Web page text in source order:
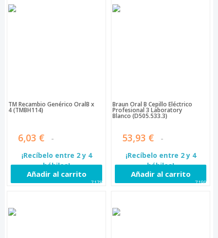
TM Recambio Genérico OralB x
4 (TMBH114)
6,03 €
¡Recíbelo entre 2 y 4
hábiles!
Añadir al carrito
71788
Braun Oral B Cepillo Eléctrico
Profesional 3 Laboratory
Blanco (D505.533.3)
53,93 €
¡Recíbelo entre 2 y 4
hábiles!
Añadir al carrito
71994